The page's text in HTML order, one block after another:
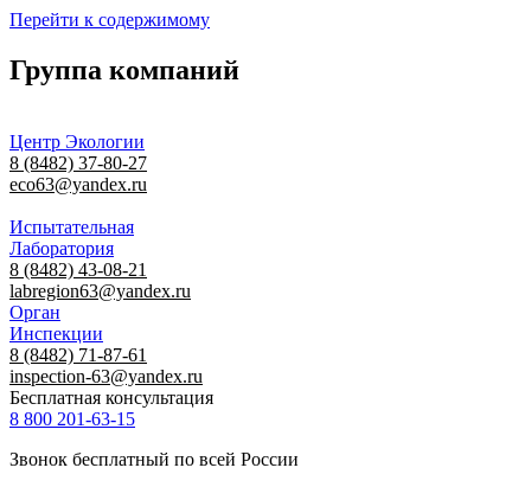
Перейти к содержимому
Группа компаний
Центр Экологии
8 (8482) 37-80-27
eco63@yandex.ru
Испытательная
Лаборатория
8 (8482) 43-08-21
labregion63@yandex.ru
Орган
Инспекции
8 (8482) 71-87-61
inspection-63@yandex.ru
Бесплатная консультация
8 800 201-63-15
Звонок бесплатный по всей России